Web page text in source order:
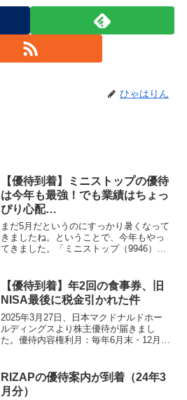
ひゃはりん
【優待到着】ミニストップの優待
は今年も最強！でも業績はちょっ
ぴり心配…
まだ5月だというのにすっかり暑くなって
きましたね。ということで、今年もやっ
てきました。「ミニストップ（9946）」
ソフトクリーム無料券5枚200株以上ソフ
トクリーム...
【優待到着】年2回の食事券、旧
NISA最後に税金引かれた件
2025年3月27日、日本マクドナルドホー
ルディングスより株主優待が届きまし
た。優待内容権利月：毎年6月末・12月末
300～499株継続保有期間1年以上優待食
事...
RIZAPの優待案内が到着（24年3
月分）